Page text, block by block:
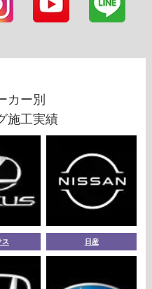
カー別
施工実績
ス 日産